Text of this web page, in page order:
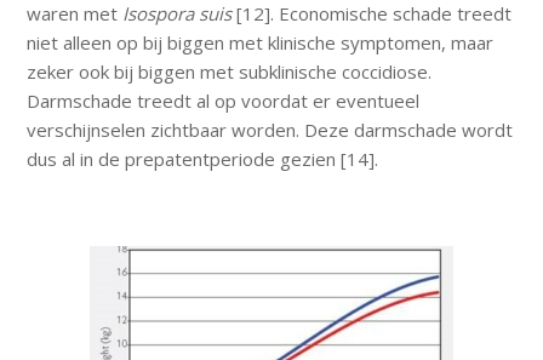
waren met Isospora suis[12]. Economische schade treedt
niet alleen op bij biggen met klinische symptomen, maar
zeker ook bij biggen met subklinische coccidiose.
Darmschade treedt al op voordat er eventueel
verschijnselen zichtbaar worden. Deze darmschade wordt
dus al in de prepatentperiode gezien [14].